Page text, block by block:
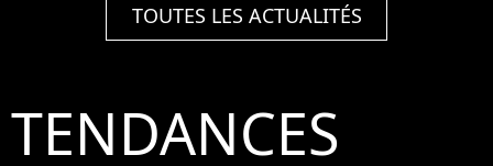
TOUTES LES ACTUALITÉS
TENDANCES